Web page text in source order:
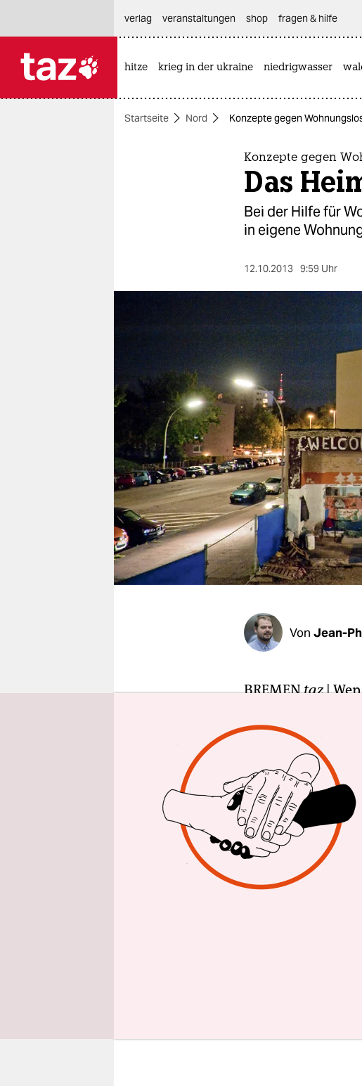
themen
berlin
wahrheit
verlag
verlag
veranstaltungen
shop
fragen & hilfe
unterstützen
abo
verlag
veranstaltungen shop fragen & hilfe
hitze krieg in der ukraine niedrigwasser
Startseite Nord Konzepte gegen
Konzepte gegen
Das
Bei der Hilfe für
in eigene
12.10.2013 9:59 Uhr
Von Jean-
BREMENtaz|
Obdachlosigkeit
Gericht deshalb
Wohnen“: So
einen
Die Stelle ist in
Obdach zu
Heimplätze,
Bremer Senat
beschlossen,
Jahreswechsel